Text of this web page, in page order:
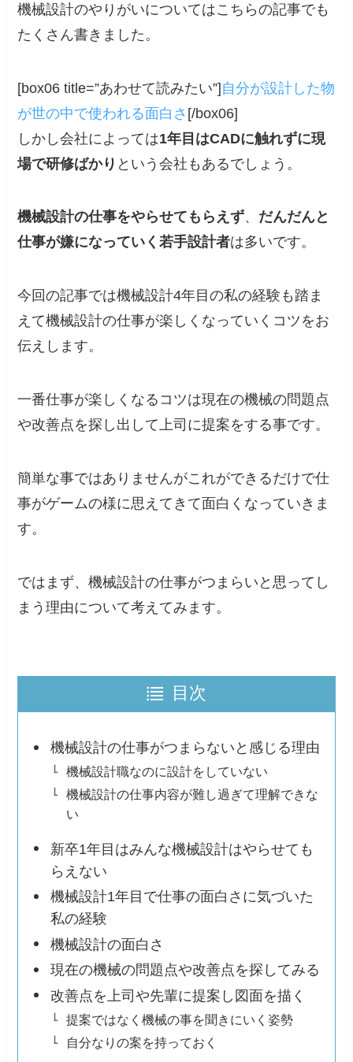
機械設計のやりがいについてはこちらの記事でも
たくさん書きました。
[box06 title=”あわせて読みたい”]自分が設計した物
が世の中で使われる面白さ [/box06]
しかし会社によっては1年目はCADに触れずに現
場で研修ばかり という会社もあるでしょう。
機械設計の仕事をやらせてもらえず、 だんだんと
仕事が嫌になっていく若手設計者は多いです。
今回の記事では機械設計4年目の私の経験も踏ま
えて機械設計の仕事が楽しくなっていくコツをお
伝えします。
一番仕事が楽しくなるコツは現在の機械の問題点
や改善点を探し出して上司に提案をする事です。
簡単な事ではありませんがこれができるだけで仕
事がゲームの様に思えてきて面白くなっていきま
す。
ではまず、機械設計の仕事がつまらいと思ってし
まう理由について考えてみます。
目次
機械設計の仕事がつまらないと感じる理由
機械設計職なのに設計をしていない
機械設計の仕事内容が難し過ぎて理解できな
い
新卒1年目はみんな機械設計はやらせても
らえない
機械設計1年目で仕事の面白さに気づいた
私の経験
機械設計の面白さ
現在の機械の問題点や改善点を探してみる
改善点を上司や先輩に提案し図面を描く
提案ではなく機械の事を聞きにいく姿勢
自分なりの案を持っておく